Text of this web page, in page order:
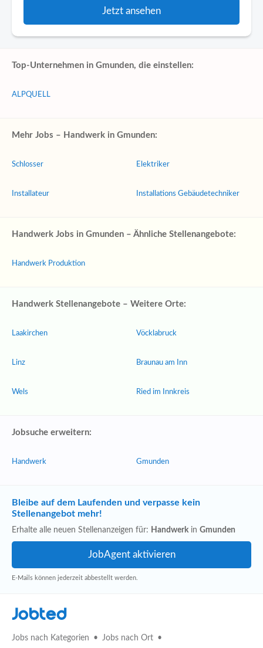
Jetzt ansehen
Top-Unternehmen in Gmunden, die einstellen:
ALPQUELL
Mehr Jobs – Handwerk in Gmunden:
Schlosser
Installateur
Elektriker
Installations Gebäudetechniker
Handwerk Jobs in Gmunden – Ähnliche Stellenangebote:
Handwerk Produktion
Handwerk Stellenangebote – Weitere Orte:
Laakirchen
Linz
Wels
Vöcklabruck
Braunau am Inn
Ried im Innkreis
Jobsuche erweitern:
Handwerk Gmunden
Bleibe auf dem Laufenden und verpasse kein
Stellenangebot mehr!
Erhalte alle neuen Stellenanzeigen für: Handwerkin Gmunden
E-Mails können jederzeit abbestellt werden.
Jobted
Jobs nach Kategorien Jobs nach Ort